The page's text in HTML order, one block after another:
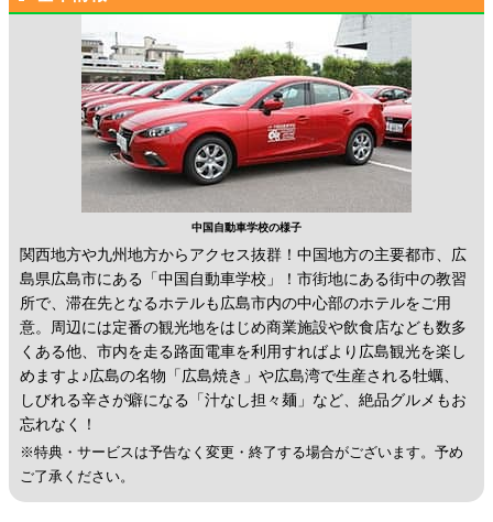
中国自動車学校の様子
関西地方や九州地方からアクセス抜群！中国地方の主要都市、広
島県広島市にある「中国自動車学校」！市街地にある街中の教習
所で、滞在先となるホテルも広島市内の中心部のホテルをご用
意。周辺には定番の観光地をはじめ商業施設や飲食店なども数多
くある他、市内を走る路面電車を利用すればより広島観光を楽し
めますよ♪広島の名物「広島焼き」や広島湾で生産される牡蠣、
しびれる辛さが癖になる「汁なし担々麺」など、絶品グルメもお
忘れなく！
※特典・サービスは予告なく変更・終了する場合がございます。予め
ご了承ください。